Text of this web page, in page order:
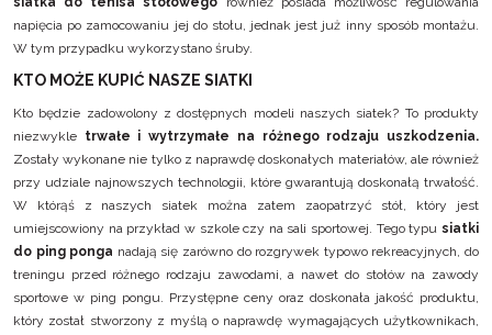
napięcia po zamocowaniu jej do stołu, jednak jest już inny sposób montażu.
W tym przypadku wykorzystano śruby.
KTO MOŻE KUPIĆ NASZE SIATKI
Kto będzie zadowolony z dostępnych modeli naszych siatek? To produkty
niezwykle trwałe i wytrzymałe na różnego rodzaju uszkodzenia.
Zostały wykonane nie tylko z naprawdę doskonałych materiałów, ale również
przy udziale najnowszych technologii, które gwarantują doskonałą trwałość.
W którąś z naszych siatek można zatem zaopatrzyć stół, który jest
umiejscowiony na przykład w szkole czy na sali sportowej. Tego typu siatki
do ping ponga nadają się zarówno do rozgrywek typowo rekreacyjnych, do
treningu przed różnego rodzaju zawodami, a nawet do stołów na zawody
sportowe w ping pongu. Przystępne ceny oraz doskonała jakość produktu,
który został stworzony z myślą o naprawdę wymagających użytkownikach,